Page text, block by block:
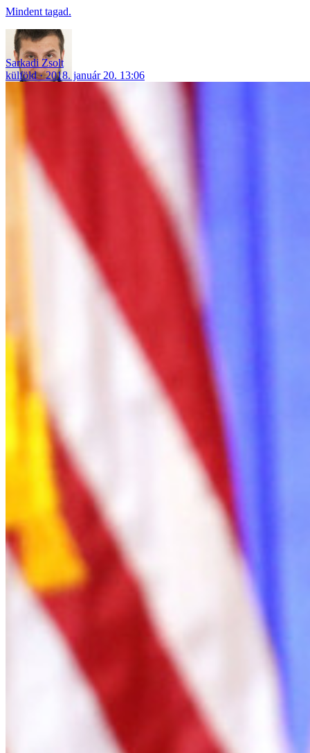
Mindent tagad.
Sarkadi Zsolt
külföld
2018. január 20. 13:06